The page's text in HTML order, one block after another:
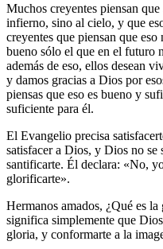
Muchos creyentes piensan
infierno, sino al cielo, y que
creyentes que piensan que
bueno sólo el que en el futuro
además de eso, ellos desean
y damos gracias a Dios por
piensas que eso es bueno y
suficiente para él.
El Evangelio precisa
satisfacer a Dios, y Dios no se
santificarte. Él declara: «No,
glorificarte».
Hermanos amados, ¿Qué es
significa simplemente que
gloria, y conformarte a la